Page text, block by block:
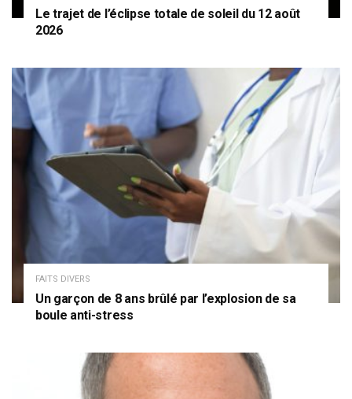
Le trajet de l’éclipse totale de soleil du 12 août
2026
FAITS DIVERS
Un garçon de 8 ans brûlé par l’explosion de sa
boule anti-stress